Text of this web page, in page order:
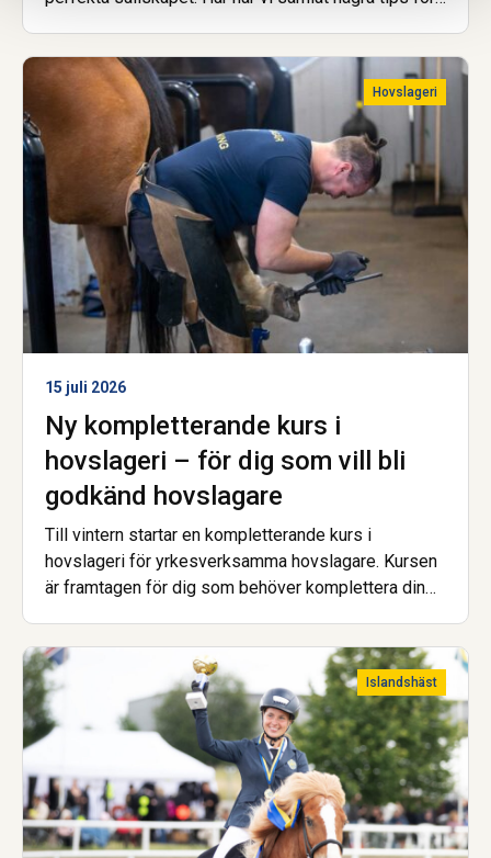
Trevlig lyssning!
Hovslageri
15 juli 2026
Ny kompletterande kurs i
hovslageri – för dig som vill bli
godkänd hovslagare
Till vintern startar en kompletterande kurs i
hovslageri för yrkesverksamma hovslagare. Kursen
är framtagen för dig som behöver komplettera din
Islandshäst